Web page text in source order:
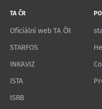
TA ČR
Oficiální web TA ČR
STARFOS
INKAVIZ
ISTA
ISRB